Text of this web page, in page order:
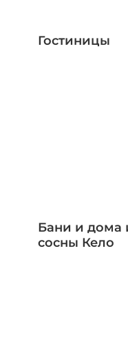
Гостиницы
Бани и дома
сосны Кело